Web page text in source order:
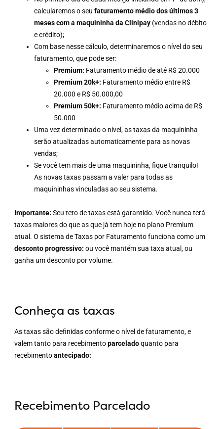
calcularemos o seu faturamento médio dos últimos 3
meses com a maquininha da Clinipay (vendas no débito
e crédito);
Com base nesse cálculo, determinaremos o nível do seu
faturamento, que pode ser:
Premium: Faturamento médio de até R$ 20.000
Premium 20k+: Faturamento médio entre R$
20.000 e R$ 50.000,00
Premium 50k+: Faturamento médio acima de R$
50.000
Uma vez determinado o nível, as taxas da maquininha
serão atualizadas automaticamente para as novas
vendas;
Se você tem mais de uma maquininha, fique tranquilo!
As novas taxas passam a valer para todas as
maquininhas vinculadas ao seu sistema.
Importante: Seu teto de taxas está garantido. Você nunca terá
taxas maiores do que as que já tem hoje no plano Premium
atual. O sistema de Taxas por Faturamento funciona como um
desconto progressivo: ou você mantém sua taxa atual, ou
ganha um desconto por volume.
Conheça as taxas
As taxas são definidas conforme o nível de faturamento, e
valem tanto para recebimentoparceladoquanto para
recebimentoantecipado:
Recebimento Parcelado